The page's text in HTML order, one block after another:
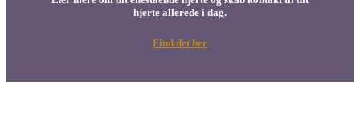
hjerte allerede i dag.
Find det her